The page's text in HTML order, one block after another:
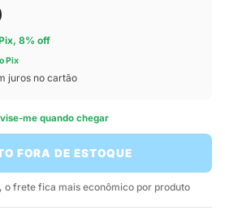
8% off
Pix
juros no cartão
me quando chegar
FORA DE ESTOQUE
o frete fica mais econômico por produto